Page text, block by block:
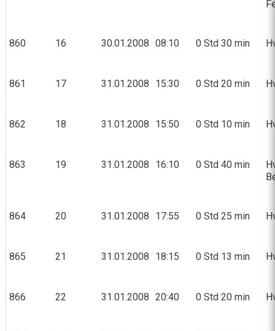
860 16 30.01.2008 08:10 0 Std 30 min
861 17 31.01.2008 15:30 0 Std 20 min
862 18 31.01.2008 15:50 0 Std 10 min
863 19 31.01.2008 16:10 0 Std 40 min
864 20 31.01.2008 17:55 0 Std 25 min
865 21 31.01.2008 18:15 0 Std 13 min
866 22 31.01.2008 20:40 0 Std 20 min